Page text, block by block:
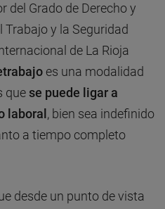
del Grado de Derecho y
Trabajo y la Seguridad
de La Rioja
es una modalidad
quese puede ligar a
laboral , bien sea indefinido
a tiempo completo
desde un punto de vista